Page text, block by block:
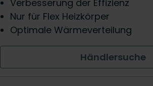
Verbesserung der Effizienz
Nur für Flex Heizkörper
Optimale Wärmeverteilung
Händlersuche